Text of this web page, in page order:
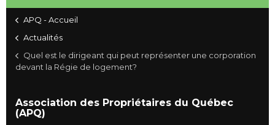
APQ - Accueil
Actualités
Quel est le dirigeant qui peut représenter une corporation
devant la Régie de logement?
Association des Propriétaires du Québec
(APQ)